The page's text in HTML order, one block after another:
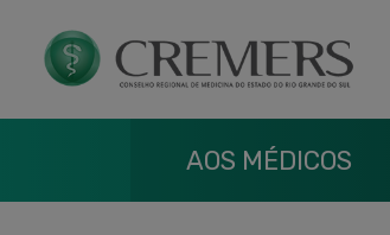
AOS MÉDICOS